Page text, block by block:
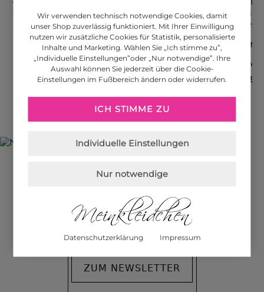
Made in Italy
Neckholderkleid A-Linie, bunt
Made in Italy
Blusenkleid Floral, khaki
Made in France
Jersey Kleid, aqua
109,90 € 109,90
meinkleidchenNewsletter
Jetzt Ihren 10 %
Gutschein erhalten!
ZUM NEWSLETTER
Wir verwenden technisch notwendige Cookies, damit
unser Shop zuverlässig funktioniert. Mit Ihrer Einwilligung
nutzen wir zusätzliche Cookies für Statistik, personalisierte
Inhalte und Marketing. Wählen Sie „Ich stimme zu”,
„Individuelle Einstellungen”oder „Nur notwendige”. Ihre
Auswahl können Sie jederzeit über die Cookie-
Einstellungen im Fußbereich ändern oder widerrufen.
ICH STIMME ZU
Individuelle Einstellungen
Nur notwendige
Datenschutzerklärung Impressum